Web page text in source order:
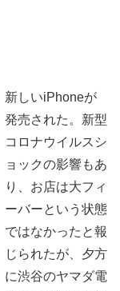
新しいiPhoneが
発売された。新型
コロナウイルスシ
ョックの影響もあ
り、お店は大フィ
ーバーという状態
ではなかったと報
じられたが、夕方
に渋谷のヤマダ電